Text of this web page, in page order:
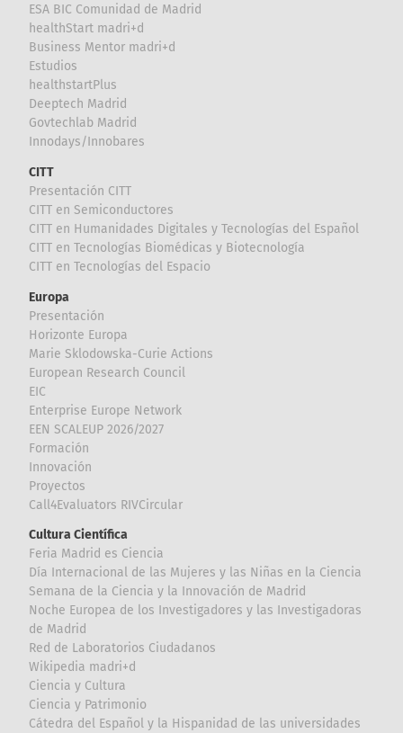
ESA BIC Comunidad de Madrid
healthStart madri+d
Business Mentor madri+d
Estudios
healthstartPlus
Deeptech Madrid
Govtechlab Madrid
Innodays/Innobares
CITT
Presentación CITT
CITT en Semiconductores
CITT en Humanidades Digitales y Tecnologías del Español
CITT en Tecnologías Biomédicas y Biotecnología
CITT en Tecnologías del Espacio
Europa
Presentación
Horizonte Europa
Marie Sklodowska-Curie Actions
European Research Council
EIC
Enterprise Europe Network
EEN SCALEUP 2026/2027
Formación
Innovación
Proyectos
Call4Evaluators RIVCircular
Cultura Científica
Feria Madrid es Ciencia
Día Internacional de las Mujeres y las Niñas en la Ciencia
Semana de la Ciencia y la Innovación de Madrid
Noche Europea de los Investigadores y las Investigadoras
de Madrid
Red de Laboratorios Ciudadanos
Wikipedia madri+d
Ciencia y Cultura
Ciencia y Patrimonio
Cátedra del Español y la Hispanidad de las universidades